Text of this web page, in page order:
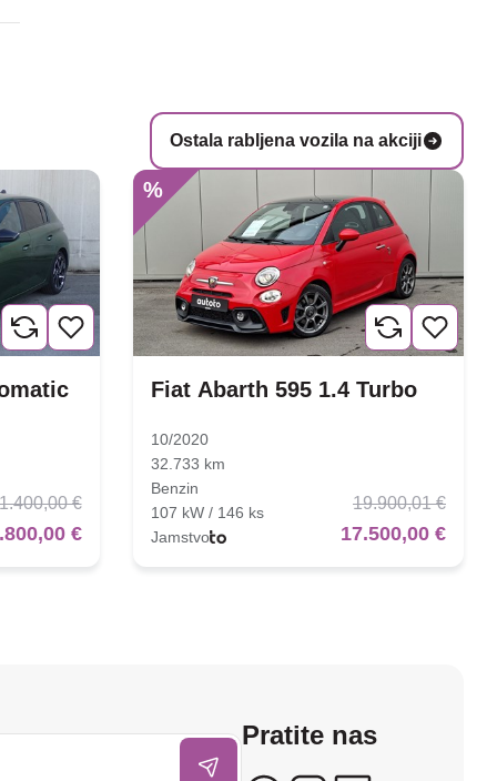
Ostala rabljena vozila na akciji
€
€
%
Fiat Abarth 595 1.4 Turbo
10/2020
32.733 km
Benzin
107 kW / 146 ks
Jamstvo
19.900,01 €
17.500,00 €
Pratite nas